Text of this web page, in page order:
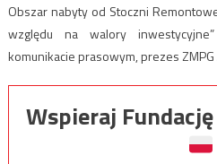
Obszar nabyty od Stoczni
względu na walory
komunikacie prasowym, prezes ZMPG
Wspieraj